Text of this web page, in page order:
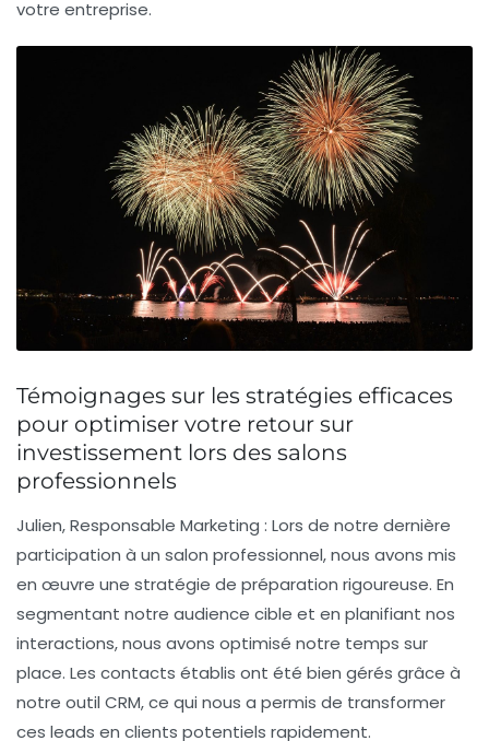
votre entreprise.
Témoignages sur les stratégies efficaces
pour optimiser votre retour sur
investissement lors des salons
professionnels
Julien, Responsable Marketing : Lors de notre dernière
participation à un salon professionnel, nous avons mis
en œuvre une stratégie de préparation rigoureuse. En
segmentant notre audience cible et en planifiant nos
interactions, nous avons optimisé notre temps sur
place. Les contacts établis ont été bien gérés grâce à
notre outil CRM, ce qui nous a permis de transformer
ces leads en clients potentiels rapidement.